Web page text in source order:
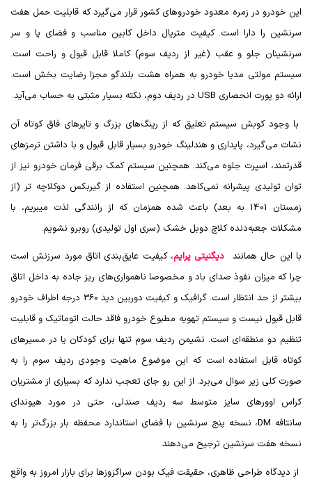
این خودرو در زمره معدود خودروهای کشور قرار می‌گیرد که قابلیت حمل هفت
سرنشین را دارا است. کیفیت متریال داخل کابین مناسب و فضای پا و سر
سرنشینان جلو و عقب (غیر از ردیف سوم) کاملا قابل قبول و راحت است.
سیستم مولتی مدیا خودرو به همراه هشت بلندگو مجزا رضایت بخش است.
ارائه دو پورت انحصاری USB در ردیف دوم، نکته بسیار مثبتی به حساب می‌آید.
با وجود کوبش سیستم تعلیق که از رینگ‌های بزرگ و تایرهای فاق کوتاه آن
نشات می‌گیرد، پایداری و هندلینگ خودرو بسیار قابل قبول و با داشتن ترمز‌های
قدرتمند، اسپرت جلوه می‌کند. همچنین سیستم کمک برقی فرمان خودرو نیز از
توان تولیدی پیشرانه نمی‌کاهد. همچنین استفاده از گیربکس دوکلاچه تر (از
زمستان 1401 به بعد) باعث شده همزمان که از رانندگی لذت میبریم، با
مشکلات جعبه‌دنده کلاچ دوبل خشک (سری اول تولیدی) روبرو نشویم.
با این حال همانند دیگنیتی پرایم، کیفیت عایق‌بندی اتاق مورد سرزنش است
چرا که میزان نفوذ صدای باد و مخصوصا ناهمواری‌های ریز جاده به داخل اتاق
بیشتر از حد انتظار است. گرافیک و کیفیت دوربین دید 360 درجه اطراف خودرو
قابل قبول نیست و سیستم تهویه مطبوع خودرو فاقد حالت اتوماتیک و قابلیت
تنظیم دو منطقه‌ای است. نشیمن ردیف سوم تنها برای کودکان یا در مسیرهای
کوتاه قابل استفاده است که این موضوع ماهیت وجودی ردیف سوم را به
صورت کلی زیر سوال می‌برد. از این رو جای تعجب ندارد که بسیاری از مشتریان
کراس اوورهای سایز متوسط سه ردیف صندلی، حتی در مورد هیوندای
سانتافه DM، نسخه پنج سرنشین با فضای استاندارد محفظه بار بزرگ‌تر را به
نسخه هفت سرنشین ترجیح می‌دهند.
از دیدگاه طراحی ظاهری، حقیقت فیک بودن سراگزوزها برای بازار امروز به واقع